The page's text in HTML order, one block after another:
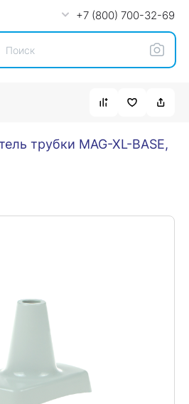
+7 (800) 700-32-69
трубки MAG-XL-BASE,